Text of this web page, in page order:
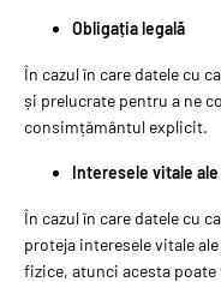
Obligația legală
În cazul în care datele cu
și prelucrate pentru a ne
consimțământul explicit.
Interesele vitale
În cazul în care datele cu
proteja interesele vitale
fizice, atunci acesta